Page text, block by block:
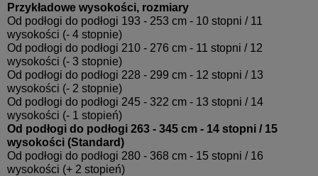
Przykładowe wysokości, rozmiary
Od podłogi do podłogi 193 - 253 cm - 10 stopni / 11
wysokości (- 4 stopnie)
Od podłogi do podłogi 210 - 276 cm - 11 stopni / 12
wysokości (- 3 stopnie)
Od podłogi do podłogi 228 - 299 cm - 12 stopni / 13
wysokości (- 2 stopnie)
Od podłogi do podłogi 245 - 322 cm - 13 stopni / 14
wysokości (- 1 stopień)
Od podłogi do podłogi 263 - 345 cm - 14 stopni / 15
wysokości (Standard)
Od podłogi do podłogi 280 - 368 cm - 15 stopni / 16
wysokości (+ 2 stopień)